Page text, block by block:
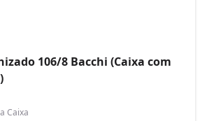
106/8 Bacchi (Caixa com
Caixa